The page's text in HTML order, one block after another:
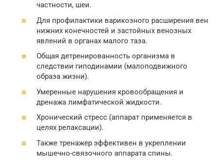
частности, шеи.
Для профилактики варикозного расширения вен
нижних конечностей и застойных венозных
явлений в органах малого таза.
Общая детренированность организма в
следствии гиподинамии (малоподвижного
образа жизни).
Умеренные нарушения кровообращения и
дренажа лимфатической жидкости.
Хронический стресс (аппарат применяется в
целях релаксации).
Также тренажер эффективен в укреплении
мышечно-связочного аппарата спины.